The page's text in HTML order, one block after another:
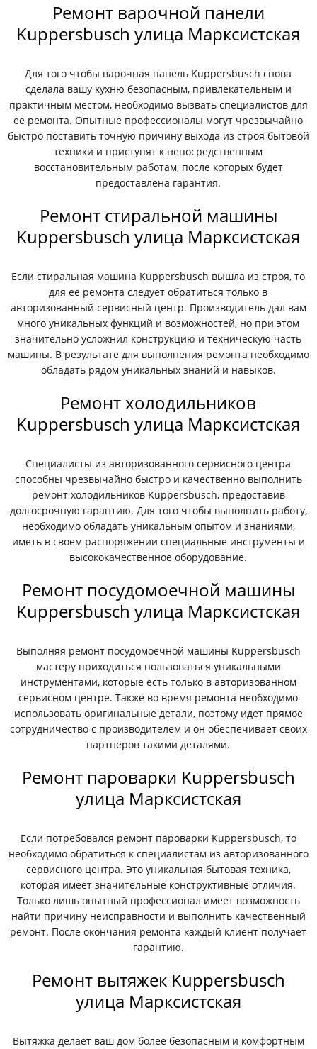
Ремонт варочной панели
Kuppersbusch улица Марксистская
Для того чтобы варочная панель Kuppersbusch снова
сделала вашу кухню безопасным, привлекательным и
практичным местом, необходимо вызвать специалистов для
ее ремонта. Опытные профессионалы могут чрезвычайно
быстро поставить точную причину выхода из строя бытовой
техники и приступят к непосредственным
восстановительным работам, после которых будет
предоставлена гарантия.
Ремонт стиральной машины
Kuppersbusch улица Марксистская
Если стиральная машина Kuppersbusch вышла из строя, то
для ее ремонта следует обратиться только в
авторизованный сервисный центр. Производитель дал вам
много уникальных функций и возможностей, но при этом
значительно усложнил конструкцию и техническую часть
машины. В результате для выполнения ремонта необходимо
обладать рядом уникальных знаний и навыков.
Ремонт холодильников
Kuppersbusch улица Марксистская
Специалисты из авторизованного сервисного центра
способны чрезвычайно быстро и качественно выполнить
ремонт холодильников Kuppersbusch, предоставив
долгосрочную гарантию. Для того чтобы выполнить работу,
необходимо обладать уникальным опытом и знаниями,
иметь в своем распоряжении специальные инструменты и
высококачественное оборудование.
Ремонт посудомоечной машины
Kuppersbusch улица Марксистская
Выполняя ремонт посудомоечной машины Kuppersbusch
мастеру приходиться пользоваться уникальными
инструментами, которые есть только в авторизованном
сервисном центре. Также во время ремонта необходимо
использовать оригинальные детали, поэтому идет прямое
сотрудничество с производителем и он обеспечивает своих
партнеров такими деталями.
Ремонт пароварки Kuppersbusch
улица Марксистская
Если потребовался ремонт пароварки Kuppersbusch, то
необходимо обратиться к специалистам из авторизованного
сервисного центра. Это уникальная бытовая техника,
которая имеет значительные конструктивные отличия.
Только лишь опытный профессионал имеет возможность
найти причину неисправности и выполнить качественный
ремонт. После окончания ремонта каждый клиент получает
гарантию.
Ремонт вытяжек Kuppersbusch
улица Марксистская
Вытяжка делает ваш дом более безопасным и комфортным